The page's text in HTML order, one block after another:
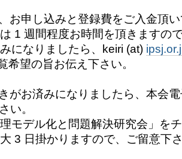
お申し込みと登録費をご入金頂
1 週間程度お時間を頂きますの
になりましたら、keiri (at)
望の旨お伝え下さい。
がお済みになりましたら、本会
い。
モデル化と問題解決研究会」を
3 日掛かりますので、ご留意下